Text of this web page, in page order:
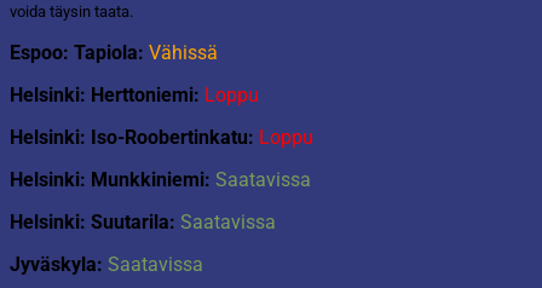
voida täysin taata.
Espoo: Tapiola: Vähissä
Helsinki: Herttoniemi: Loppu
Helsinki: Iso-Roobertinkatu: Loppu
Helsinki: Munkkiniemi: Saatavissa
Helsinki: Suutarila: Saatavissa
Jyväskyla: Saatavissa